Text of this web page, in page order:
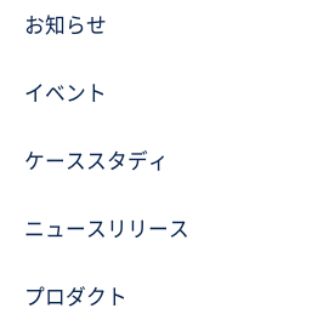
お知らせ
イベント
ケーススタディ
ニュースリリース
プロダクト